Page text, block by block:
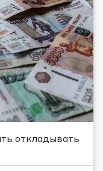
откладывать